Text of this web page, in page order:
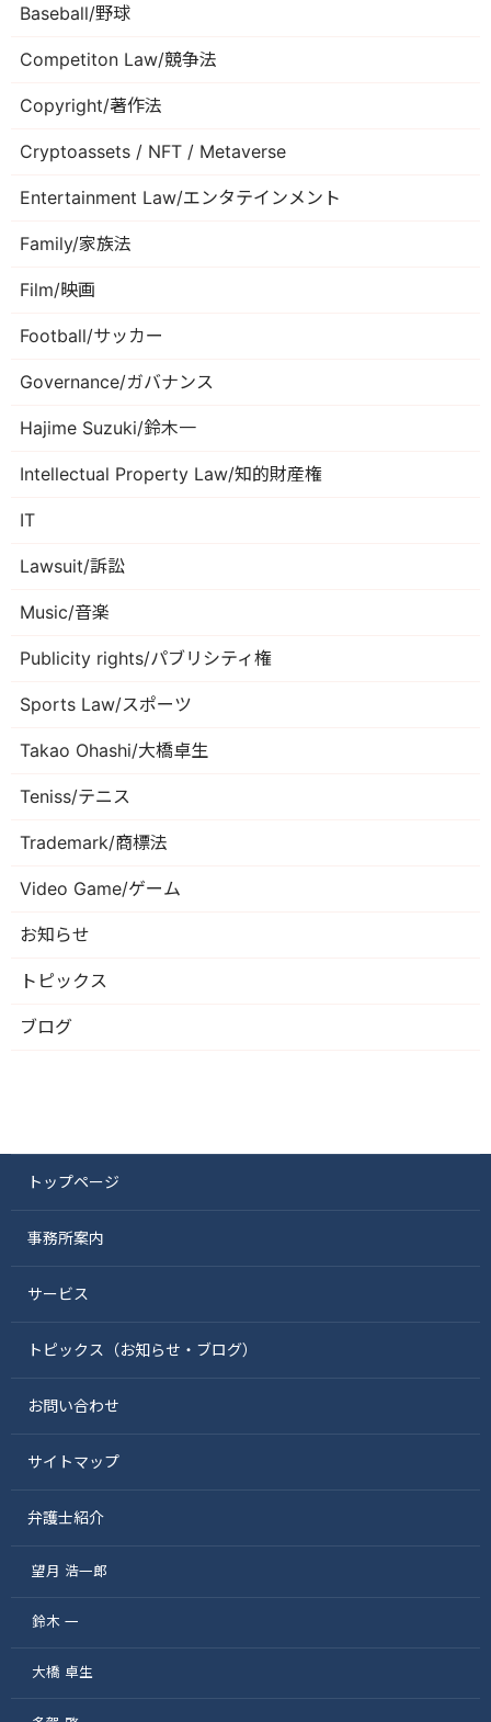
Baseball/野球
Competiton Law/競争法
Copyright/著作法
Cryptoassets / NFT / Metaverse
Entertainment Law/エンタテインメント
Family/家族法
Film/映画
Football/サッカー
Governance/ガバナンス
Hajime Suzuki/鈴木一
Intellectual Property Law/知的財産権
IT
Lawsuit/訴訟
Music/音楽
Publicity rights/パブリシティ権
Sports Law/スポーツ
Takao Ohashi/大橋卓生
Teniss/テニス
Trademark/商標法
Video Game/ゲーム
お知らせ
トピックス
ブログ
トップページ
事務所案内
サービス
トピックス（お知らせ・ブログ）
お問い合わせ
サイトマップ
弁護士紹介
望月 浩一郎
鈴木 一
大橋 卓生